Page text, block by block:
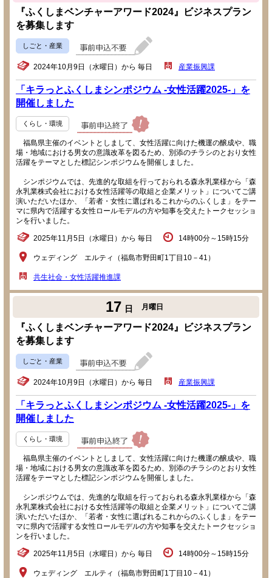
『ふくしまベンチャーアワード2024』ビジネスプラン
を募集します
しごと・産業
2024年10月9日（水曜日）から 毎日 産業振興課
「キラっとふくしまシンポジウム -女性活躍2025-」を
開催しました
くらし・環境
福島県主催のイベントとしまして、女性活躍に向けた機運の醸成や、職
場・地域における男女の意識改革を図るため、別添のチラシのとおり女性
活躍をテーマとした標記シンポジウムを開催しました。
シンポジウムでは、先進的な取組を行っておられる森永乳業様から「森
永乳業株式会社における女性活躍等の取組と企業メリット」についてご講
演いただいたほか、「若者・女性に選ばれるこれからのふくしま」をテー
マに県内で活躍する女性ロールモデルの方や知事を交えたトークセッショ
ンを行いました。
2025年11月5日（水曜日）から 毎日 14時00分～15時15分
ウェディング エルティ（福島市野田町1丁目10－41）
共生社会・女性活躍推進課
17 日 月曜日
『ふくしまベンチャーアワード2024』ビジネスプラン
を募集します
しごと・産業
2024年10月9日（水曜日）から 毎日 産業振興課
「キラっとふくしまシンポジウム -女性活躍2025-」を
開催しました
くらし・環境
福島県主催のイベントとしまして、女性活躍に向けた機運の醸成や、職
場・地域における男女の意識改革を図るため、別添のチラシのとおり女性
活躍をテーマとした標記シンポジウムを開催しました。
シンポジウムでは、先進的な取組を行っておられる森永乳業様から「森
永乳業株式会社における女性活躍等の取組と企業メリット」についてご講
演いただいたほか、「若者・女性に選ばれるこれからのふくしま」をテー
マに県内で活躍する女性ロールモデルの方や知事を交えたトークセッショ
ンを行いました。
2025年11月5日（水曜日）から 毎日 14時00分～15時15分
ウェディング エルティ（福島市野田町1丁目10－41）